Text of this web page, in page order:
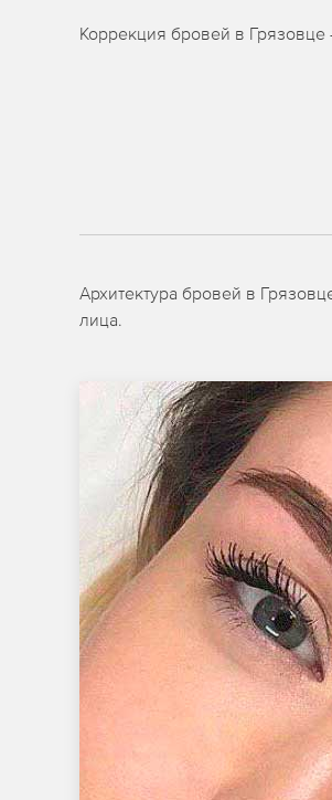
Коррекция бровей в
Архитектура бровей в
лица.